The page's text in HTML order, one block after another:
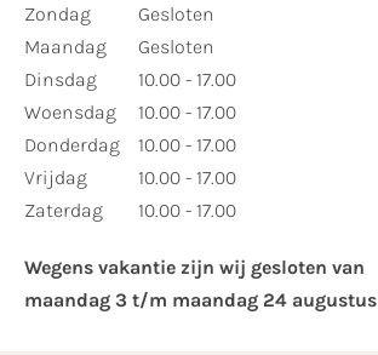
​Zondag
Maandag
Dinsdag
Woensdag
Donderdag
Vrijdag
Zaterdag
Gesloten
Gesloten
10.00 - 17.00
10.00 - 17.00
10.00 - 17.00
10.00 - 17.00
10.00 - 17.00
Wegens vakantie zijn wij gesloten van ​
maandag 3 t/m maandag 24 augustus